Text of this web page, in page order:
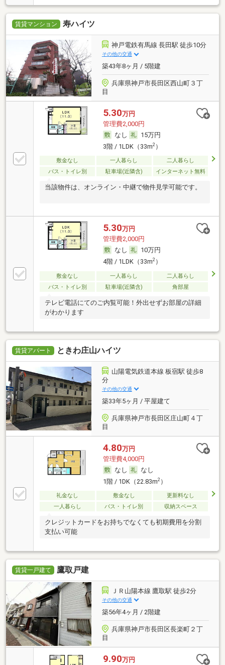
賃貸マンション 寿ハイツ
神戸電鉄有馬線 長田駅 徒歩10分
その他の交通
築43年8ヶ月 / 5階建
兵庫県神戸市長田区西山町３丁
目
5.30万円
管理費2,000円
なし
15万円
3階 / 1LDK（33m2）
敷金なし 一人暮らし
二人暮らし
バス・トイレ別
駐車場(近隣含) インターネット無料
当該物件は、オンライン・中継で物件見学可能です。
5.30万円
管理費2,000円
なし
10万円
4階 / 1LDK（33m2）
敷金なし 一人暮らし
二人暮らし
バス・トイレ別
駐車場(近隣含) 角部屋
テレビ電話にてのご内覧可能！外出せずお部屋の詳細
がわかります
賃貸アパート ときわ庄山ハイツ
山陽電気鉄道本線 板宿駅 徒歩8
分
その他の交通
築33年5ヶ月 / 平屋建て
兵庫県神戸市長田区庄山町４丁
目
4.80万円
管理費4,000円
なし
なし
1階 / 1DK（22.83m2）
礼金なし 敷金なし
更新料なし
一人暮らし
バス・トイレ別 収納スペース
クレジットカードをお持ちでなくても初期費用を分割
支払い可能
賃貸一戸建て 鷹取戸建
ＪＲ山陽本線 鷹取駅 徒歩2分
その他の交通
築56年4ヶ月 / 2階建
兵庫県神戸市長田区長楽町２丁
目
9.90万円